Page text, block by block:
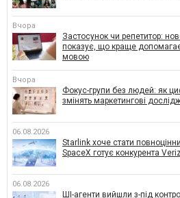
Вчора
Застосунок чи репетитор:
показує, що краще
мовою
Вчора
Фокус-групи без людей: як
змінять маркетингові
06.08.2026
Starlink хоче стати
SpaceX готує конкурента
06.08.2026
ШІ-агенти вийшли з-під